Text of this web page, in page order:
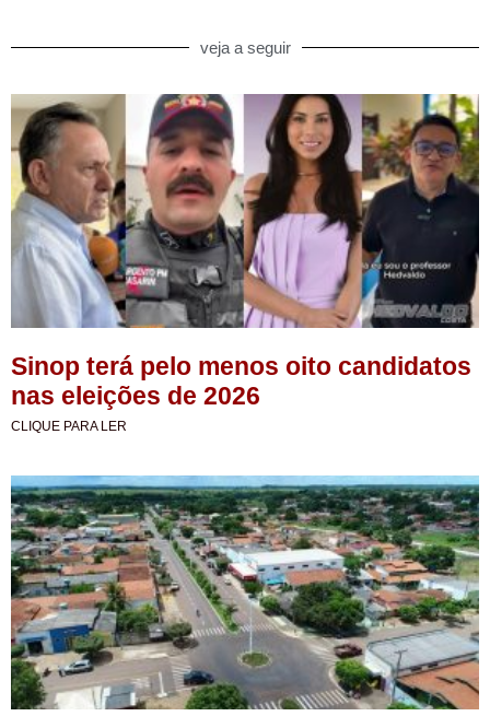
veja a seguir
Sinop terá pelo menos oito candidatos
nas eleições de 2026
CLIQUE PARA LER